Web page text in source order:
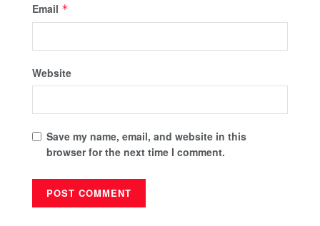
Email *
Website
Save my name, email, and website in this
browser for the next time I comment.